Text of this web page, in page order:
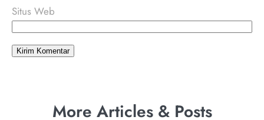
Situs Web
More Articles & Posts